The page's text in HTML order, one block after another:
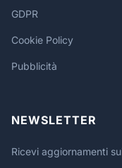
GDPR
Cookie Policy
Pubblicità
NEWSLETTER
Ricevi aggiornamenti